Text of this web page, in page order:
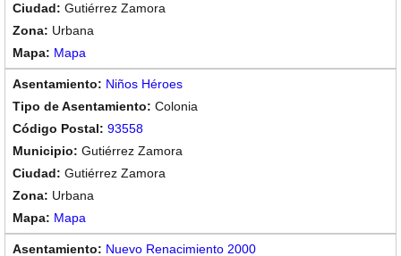
Gutiérrez Zamora
Urbana
Mapa
Niños Héroes
Colonia
93558
Gutiérrez Zamora
Gutiérrez Zamora
Urbana
Mapa
Nuevo Renacimiento 2000